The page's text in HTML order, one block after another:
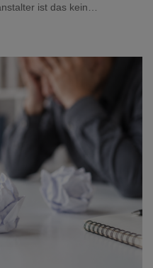
ist das kein
oder mehreren